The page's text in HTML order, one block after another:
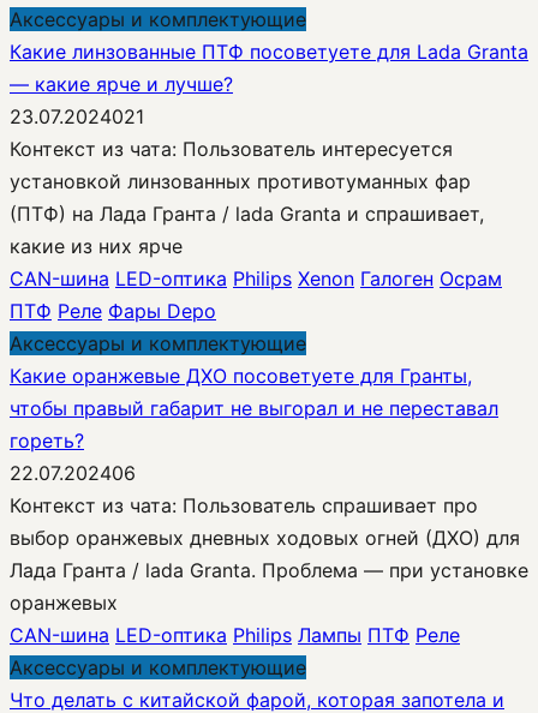
Аксессуары и комплектующие
Какие линзованные ПТФ посоветуете для Lada Granta
— какие ярче и лучше?
23.07.2024021
Контекст из чата: Пользователь интересуется
установкой линзованных противотуманных фар
(ПТФ) на Лада Гранта / lada Granta и спрашивает,
какие из них ярче
CAN-шина LED-оптика Philips Xenon Галоген Осрам
ПТФ Реле Фары Depo
Аксессуары и комплектующие
Какие оранжевые ДХО посоветуете для Гранты,
чтобы правый габарит не выгорал и не переставал
гореть?
22.07.202406
Контекст из чата: Пользователь спрашивает про
выбор оранжевых дневных ходовых огней (ДХО) для
Лада Гранта / lada Granta. Проблема — при установке
оранжевых
CAN-шина LED-оптика Philips Лампы ПТФ Реле
Аксессуары и комплектующие
Что делать с китайской фарой, которая запотела и